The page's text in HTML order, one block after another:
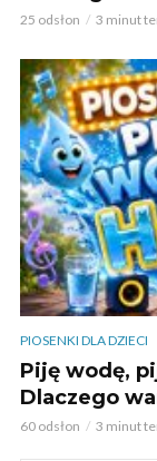
25 odsłon 3 minut
PIOSENKI DLA DZIECI
Piję wodę,
Dlaczego
60 odsłon 3 minut